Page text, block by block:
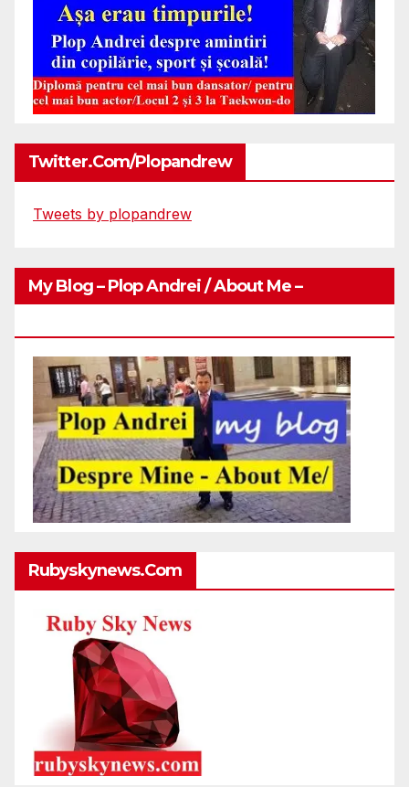
Twitter.com/plopandrew
Tweets by plopandrew
My Blog – Plop Andrei / About Me –
Rubyskynews.com